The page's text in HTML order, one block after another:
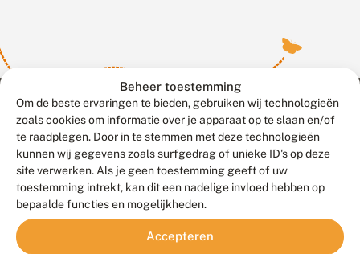
Beheer toestemming
Om de beste ervaringen te bieden, gebruiken wij technologieën
zoals cookies om informatie over je apparaat op te slaan en/of
te raadplegen. Door in te stemmen met deze technologieën
kunnen wij gegevens zoals surfgedrag of unieke ID's op deze
site verwerken. Als je geen toestemming geeft of uw
toestemming intrekt, kan dit een nadelige invloed hebben op
bepaalde functies en mogelijkheden.
Accepteren
Contact
Veelgestelde vragen
Meld waarnemingen© 2026 Vlinderstichting
Duurzaam ontwikkeld door
Go2People
, ontworpen door
Blue Field Agency
Privacy
Disclaimer
Sitemap